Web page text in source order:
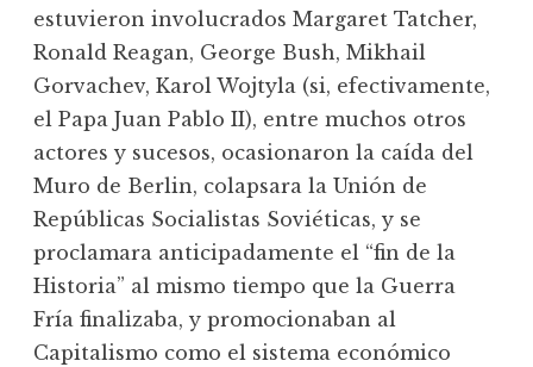
estuvieron involucrados Margaret Tatcher,
Ronald Reagan, George Bush, Mikhail
Gorvachev, Karol Wojtyla (si, efectivamente,
el Papa Juan Pablo II), entre muchos otros
actores y sucesos, ocasionaron la caída del
Muro de Berlin, colapsara la Unión de
Repúblicas Socialistas Soviéticas, y se
proclamara anticipadamente el “fin de la
Historia” al mismo tiempo que la Guerra
Fría finalizaba, y promocionaban al
Capitalismo como el sistema económico